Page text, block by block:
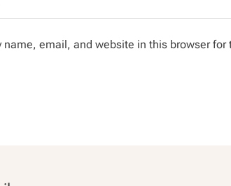
name, email, and website in this browser